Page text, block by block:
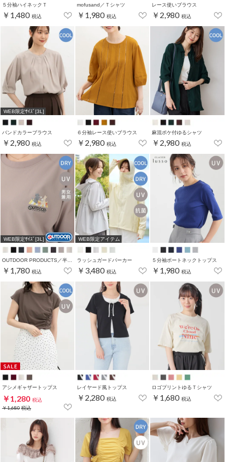
５分袖ハイネックＴ
￥1,480 税込
mofusand／Ｔシャツ
￥1,980 税込
レース使いブラウス
￥2,980 税込
WEB限定ｻｲｽﾞ[3L]
バンドカラーブラウス
￥2,980 税込
６分袖レース使いブラウス
￥2,980 税込
麻混ポケ付ゆるシャツ
￥2,980 税込
WEB限定ｻｲｽﾞ[3L]
￥1,780 税込
WEB限定アイテム
ラッシュガードパーカー
￥3,480 税込
５分袖ボートネックトップス
￥1,980 税込
アシメギャザートップス
￥1,280 税込
￥1,680税込
レイヤード風トップス
￥2,280 税込
ロゴプリントゆるＴシャツ
￥1,680 税込